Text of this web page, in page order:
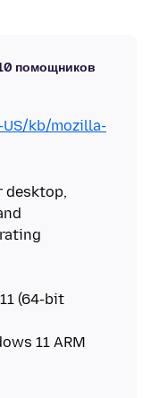
помощников
kb/mozilla-
desktop,
(64-bit
11 ARM